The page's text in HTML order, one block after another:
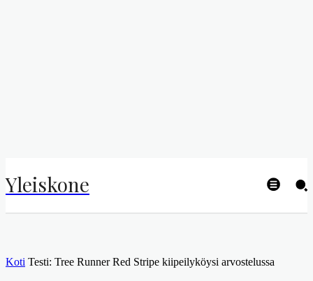
Yleiskone
Koti Testi: Tree Runner Red Stripe kiipeilyköysi arvostelussa